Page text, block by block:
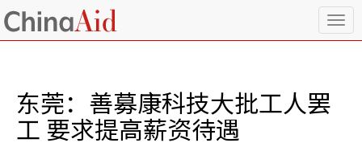
T
o
东莞：善募康科技大批工人罢
工 要求提高薪资待遇